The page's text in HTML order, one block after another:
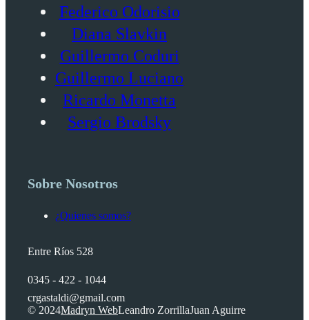
Federico Odorisio
Diana Slavkin
Guillermo Coduri
Guillermo Luciano
Ricardo Monetta
Sergio Brodsky
Sobre Nosotros
¿Quienes somos?
Entre Ríos 528
0345 - 422 - 1044
crgastaldi@gmail.com
© 2024Madryn WebLeandro ZorrillaJuan Aguirre